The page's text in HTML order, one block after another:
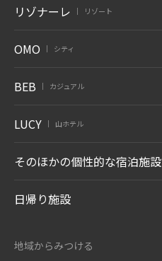
リゾナーレ リゾート
OMO シティ
BEB カジュアル
LUCY 山ホテル
そのほかの個性的な宿泊施設
日帰り施設
地域からみつける